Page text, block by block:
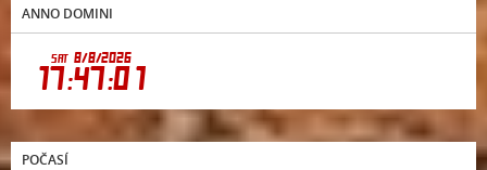
ANNO DOMINI
POČASÍ